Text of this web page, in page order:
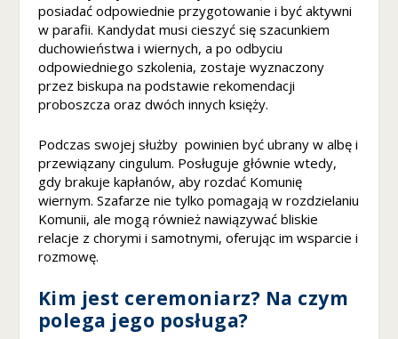
posiadać odpowiednie przygotowanie i być aktywni
w parafii. Kandydat musi cieszyć się szacunkiem
duchowieństwa i wiernych, a po odbyciu
odpowiedniego szkolenia, zostaje wyznaczony
przez biskupa na podstawie rekomendacji
proboszcza oraz dwóch innych księży.
Podczas swojej służby powinien być ubrany w albę i
przewiązany cingulum. Posługuje głównie wtedy,
gdy brakuje kapłanów, aby rozdać Komunię
wiernym. Szafarze nie tylko pomagają w rozdzielaniu
Komunii, ale mogą również nawiązywać bliskie
relacje z chorymi i samotnymi, oferując im wsparcie i
rozmowę.
Kim jest ceremoniarz? Na czym
polega jego posługa?
n
k
cj
o
n
al
o
ś
ć
i
st
r
r
ę